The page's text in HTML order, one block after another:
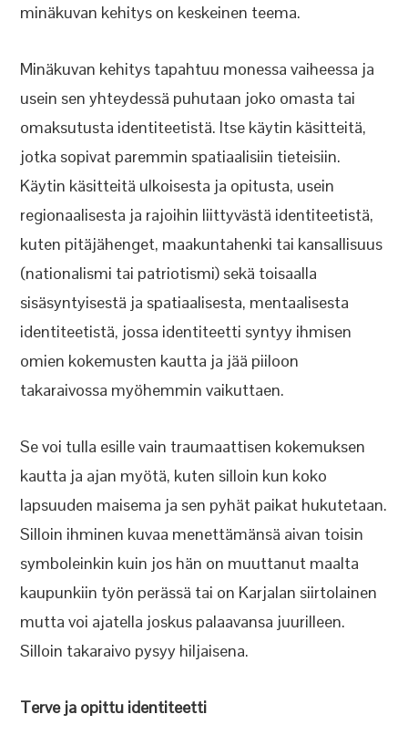
minäkuvan kehitys on keskeinen teema.
Minäkuvan kehitys tapahtuu monessa vaiheessa ja
usein sen yhteydessä puhutaan joko omasta tai
omaksutusta identiteetistä. Itse käytin käsitteitä,
jotka sopivat paremmin spatiaalisiin tieteisiin.
Käytin käsitteitä ulkoisesta ja opitusta, usein
regionaalisesta ja rajoihin liittyvästä identiteetistä,
kuten pitäjähenget, maakuntahenki tai kansallisuus
(nationalismi tai patriotismi) sekä toisaalla
sisäsyntyisestä ja spatiaalisesta, mentaalisesta
identiteetistä, jossa identiteetti syntyy ihmisen
omien kokemusten kautta ja jää piiloon
takaraivossa myöhemmin vaikuttaen.
Se voi tulla esille vain traumaattisen kokemuksen
kautta ja ajan myötä, kuten silloin kun koko
lapsuuden maisema ja sen pyhät paikat hukutetaan.
Silloin ihminen kuvaa menettämänsä aivan toisin
symboleinkin kuin jos hän on muuttanut maalta
kaupunkiin työn perässä tai on Karjalan siirtolainen
mutta voi ajatella joskus palaavansa juurilleen.
Silloin takaraivo pysyy hiljaisena.
Terve ja opittu identiteetti